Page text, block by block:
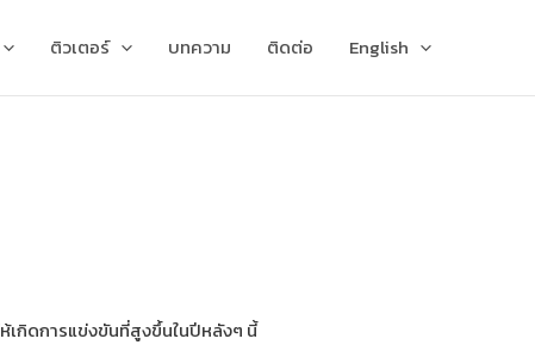
ติวเตอร์ บทความ ติดต่อ English
เกิดการแข่งขันที่สูงขึ้นในปีหลังๆ นี้